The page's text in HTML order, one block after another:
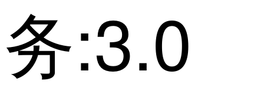
务:3.0